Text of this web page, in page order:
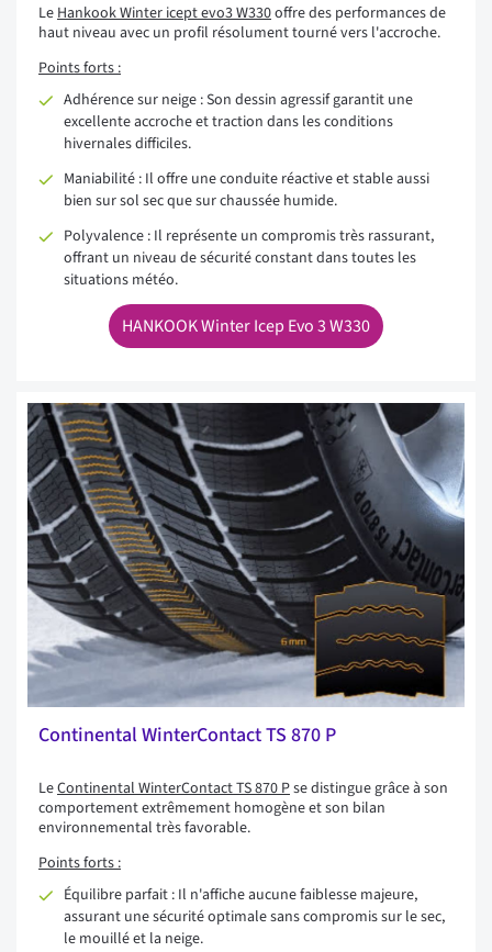
Le Hankook Winter icept evo3 W330offre des performances de
haut niveau avec un profil résolument tourné vers l'accroche.
Points forts :
Adhérence sur neige : Son dessin agressif garantit une
excellente accroche et traction dans les conditions
hivernales difficiles.
Maniabilité : Il offre une conduite réactive et stable aussi
bien sur sol sec que sur chaussée humide.
Polyvalence : Il représente un compromis très rassurant,
offrant un niveau de sécurité constant dans toutes les
situations météo.
HANKOOK Winter Icep Evo 3 W330
Continental WinterContact TS 870 P
LeContinental WinterContact TS 870 Pse distingue grâce à son
comportement extrêmement homogène et son bilan
environnemental très favorable.
Points forts :
Équilibre parfait : Il n'affiche aucune faiblesse majeure,
assurant une sécurité optimale sans compromis sur le sec,
le mouillé et la neige.